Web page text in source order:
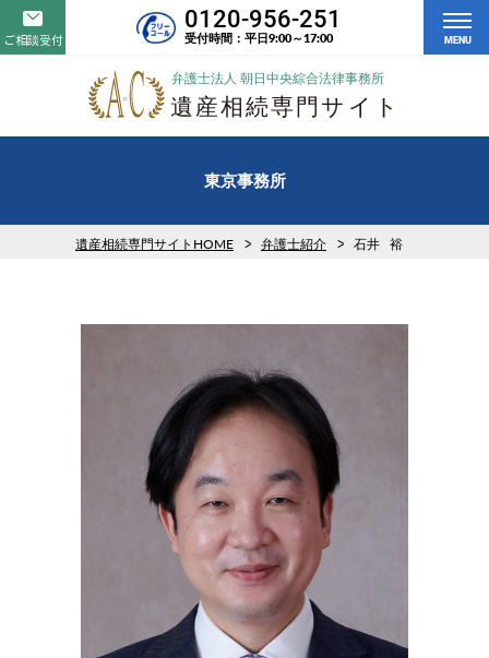
ご相談受付
0120-956-251
受付時間：平日9:00～17:00 MENU
東京事務所
遺産相続専門サイトHOME 弁護士紹介 石井 裕